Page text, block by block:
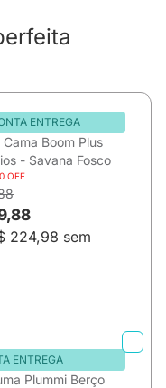
ENTREGA
Boom Plus
- Savana Fosco
OFF
224,98 sem
ENTREGA
Plummi Berço